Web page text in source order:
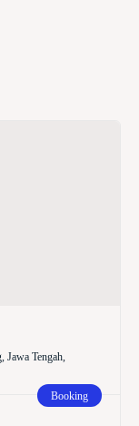
Tengah,
Booking